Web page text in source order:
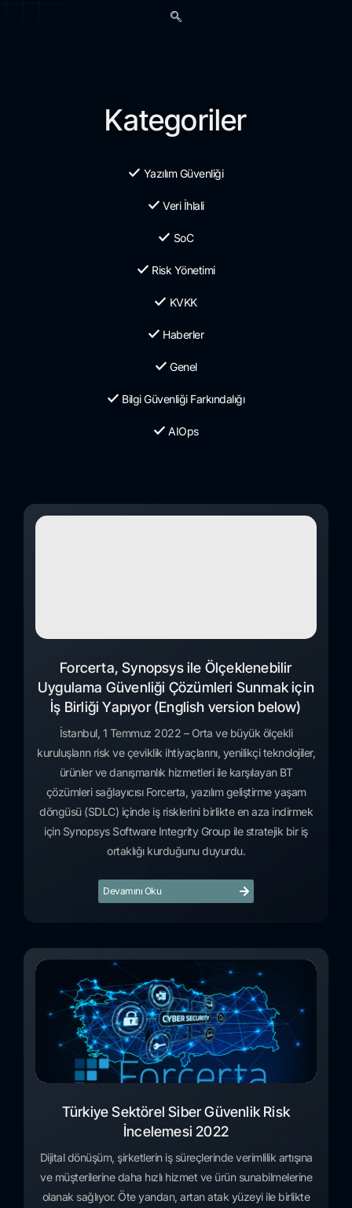
Kategoriler
Yazılım Güvenliği
Veri İhlali
SoC
Risk Yönetimi
KVKK
Haberler
Genel
Bilgi Güvenliği Farkındalığı
AIOps
Forcerta, Synopsys ile Ölçeklenebilir
Uygulama Güvenliği Çözümleri Sunmak için
İş Birliği Yapıyor (English version below)
İstanbul, 1 Temmuz 2022 – Orta ve büyük ölçekli
kuruluşların risk ve çeviklik ihtiyaçlarını, yenilikçi teknolojiler,
ürünler ve danışmanlık hizmetleri ile karşılayan BT
çözümleri sağlayıcısı Forcerta, yazılım geliştirme yaşam
döngüsü (SDLC) içinde iş risklerini birlikte en aza indirmek
için Synopsys Software Integrity Group ile stratejik bir iş
ortaklığı kurduğunu duyurdu.
Devamını Oku
Türkiye Sektörel Siber Güvenlik Risk
İncelemesi 2022
Dijital dönüşüm, şirketlerin iş süreçlerinde verimlilik artışına
ve müşterilerine daha hızlı hizmet ve ürün sunabilmelerine
olanak sağlıyor. Öte yandan, artan atak yüzeyi ile birlikte